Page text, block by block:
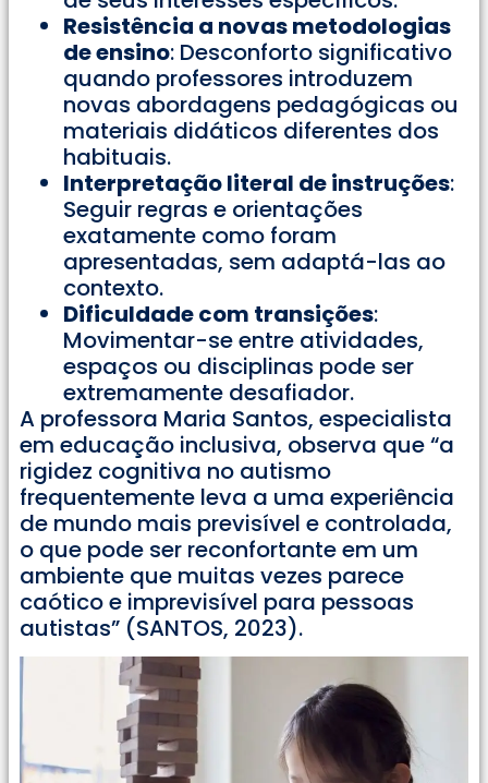
Resistência a novas metodologias
de ensino: Desconforto significativo
quando professores introduzem
novas abordagens pedagógicas ou
materiais didáticos diferentes dos
habituais.
Interpretação literal de instruções:
Seguir regras e orientações
exatamente como foram
apresentadas, sem adaptá-las ao
contexto.
Dificuldade com transições:
Movimentar-se entre atividades,
espaços ou disciplinas pode ser
extremamente desafiador.
A professora Maria Santos, especialista
em educação inclusiva, observa que “a
rigidez cognitiva no autismo
frequentemente leva a uma experiência
de mundo mais previsível e controlada,
o que pode ser reconfortante em um
ambiente que muitas vezes parece
caótico e imprevisível para pessoas
autistas” (SANTOS, 2023).